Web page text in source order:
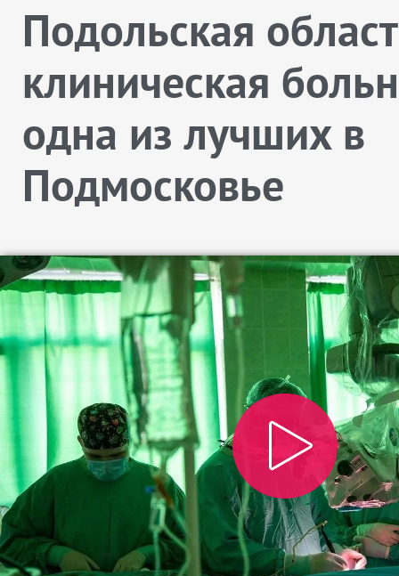
Подольская
клиническая
одна из лучших в
Подмосковье